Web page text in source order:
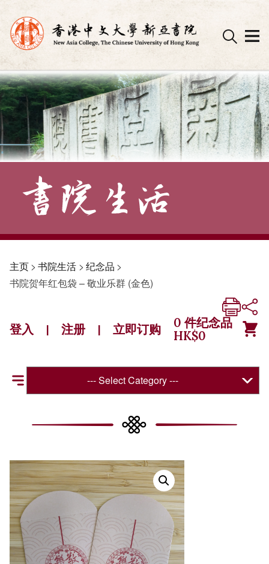
Skip
to
content
主页> 书院生活 > 纪念品 >
书院贺年红包袋 – 敬业乐群 (金色)
登入 | 注册 | 立即订购 0 件纪念品
HK$0
--- Select Category ---